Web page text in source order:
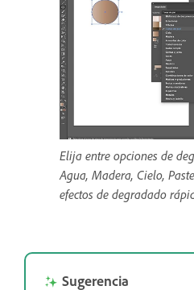
Elija entre opciones de
Agua, Madera, Cielo,
efectos de degradado
Sugerencia